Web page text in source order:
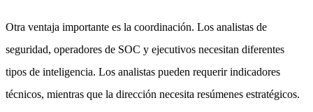
Otra ventaja importante es la coordinación. Los analistas de
seguridad, operadores de SOC y ejecutivos necesitan diferentes
tipos de inteligencia. Los analistas pueden requerir indicadores
técnicos, mientras que la dirección necesita resúmenes estratégicos.